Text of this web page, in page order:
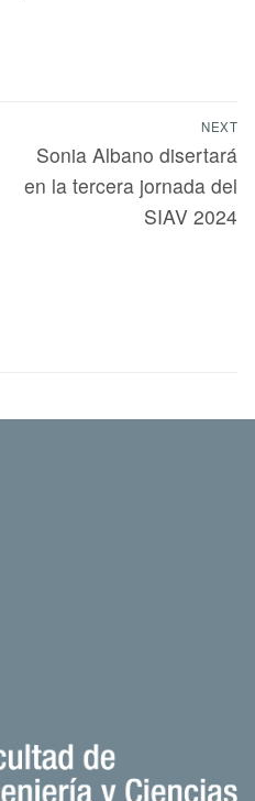
NEXT
Sonia Albano disertará
en la tercera jornada del
SIAV 2024